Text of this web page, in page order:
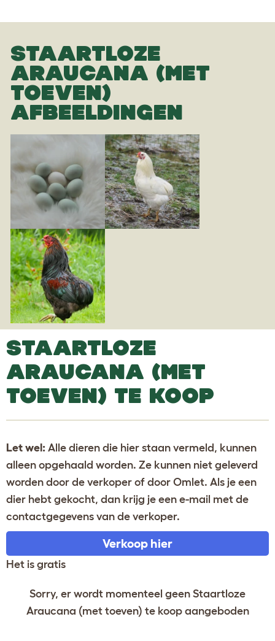
STAARTLOZE
ARAUCANA (MET
TOEVEN)
AFBEELDINGEN
STAARTLOZE
ARAUCANA (MET
TOEVEN) TE KOOP
Let wel: Alle dieren die hier staan vermeld, kunnen
alleen opgehaald worden. Ze kunnen niet geleverd
worden door de verkoper of door Omlet. Als je een
dier hebt gekocht, dan krijg je een e-mail met de
contactgegevens van de verkoper.
Verkoop hier
Het is gratis
Sorry, er wordt momenteel geen Staartloze
Araucana (met toeven) te koop aangeboden